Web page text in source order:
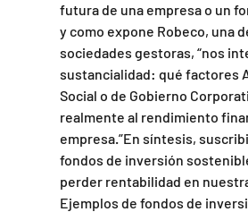
futura de una empresa o un
y como expone Robeco, una
sociedades gestoras, “nos
sustancialidad: qué factores
Social o de Gobierno
realmente al rendimiento
empresa.”En síntesis,
fondos de inversión
perder rentabilidad en
Ejemplos de fondos de